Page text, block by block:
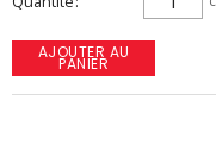
AJOUTER AU
PANIER